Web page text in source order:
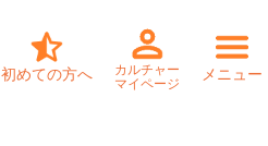
初めての方へ
カルチャー
マイページ
メニュー